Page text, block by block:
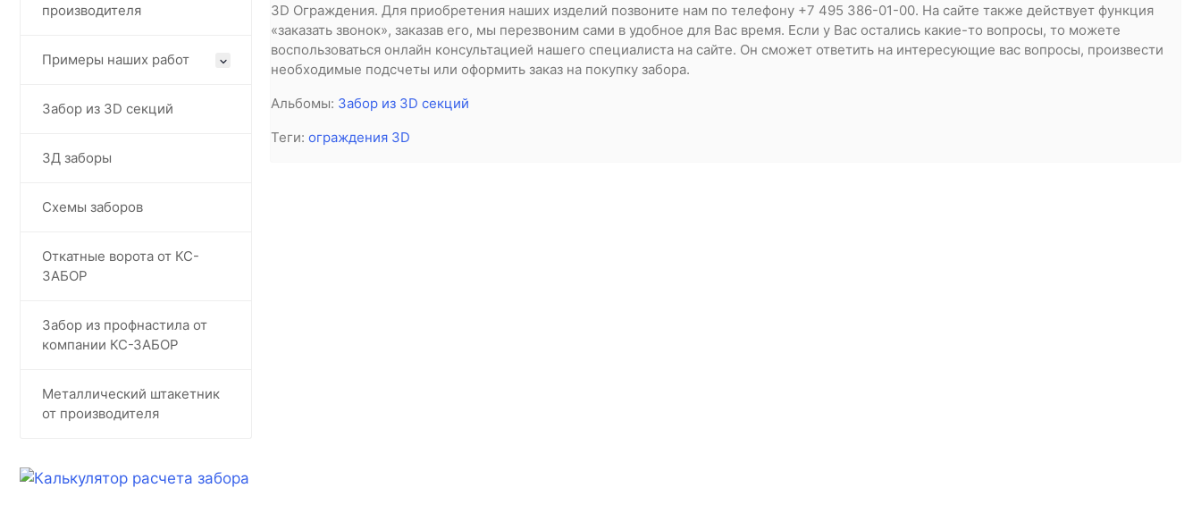
производителя
Примеры наших работ
Забор из 3D секций
3Д заборы
Схемы заборов
Откатные ворота от КС-
ЗАБОР
Забор из профнастила от
компании КС-ЗАБОР
Металлический штакетник
от производителя
3D Ограждения. Для приобретения наших изделий позвоните нам по телефону +7 495 386-01-00. На сайте также действует функция
«заказать звонок», заказав его, мы перезвоним сами в удобное для Вас время. Если у Вас остались какие-то вопросы, то можете
воспользоваться онлайн консультацией нашего специалиста на сайте. Он сможет ответить на интересующие вас вопросы, произвести
необходимые подсчеты или оформить заказ на покупку забора.
Альбомы: Забор из 3D секций
Теги: ограждения 3D